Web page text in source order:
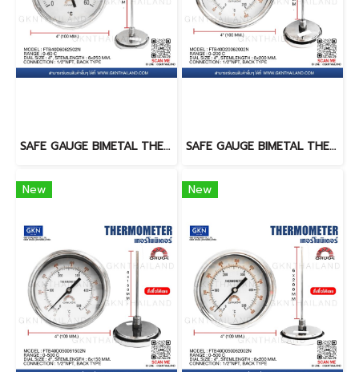
SAFE GAUGE BIMETAL THERMOMETER 0-60 C SAFE GAUGE BIMETAL THERMOMETER 0-200 C
New New